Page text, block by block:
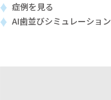
症例を見る
AI歯並びシミュレーション